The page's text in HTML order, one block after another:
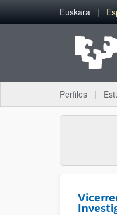
Saltar al contenido principal
Euskara
Perfiles